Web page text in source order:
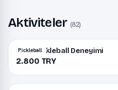
Aktiviteler (82)
Pickleball
İzmir Pickleball Deneyimi
2.800 TRY